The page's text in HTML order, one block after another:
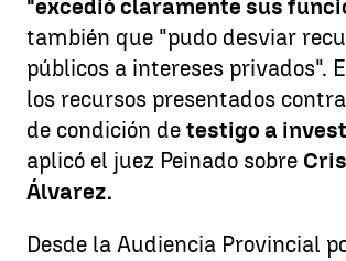
"excedió claramente sus
también que "pudo desviar
públicos a intereses privados".
los recursos presentados
de condición de testigo a
aplicó el juez Peinado sobre
Álvarez.
Desde la Audiencia Provincial